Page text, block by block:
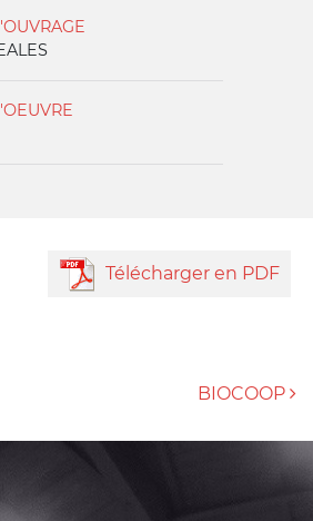
Télécharger en PDF
DES ARTICLES
BIOCOOP